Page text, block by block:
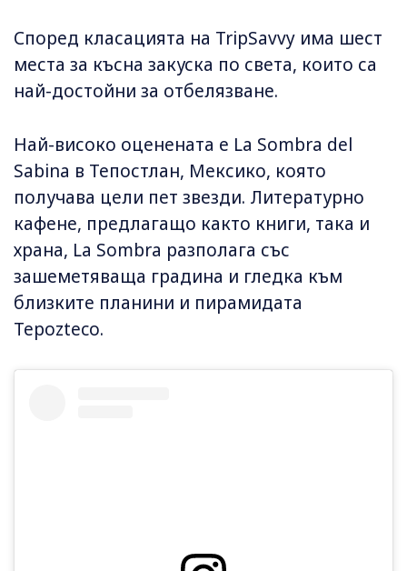
Според класацията на TripSavvy има шест
места за късна закуска по света, които са
най-достойни за отбелязване.
Най-високо оценената е La Sombra del
Sabina в Тепостлан, Мексико, която
получава цели пет звезди. Литературно
кафене, предлагащо както книги, така и
храна, La Sombra разполага със
зашеметяваща градина и гледка към
близките планини и пирамидата
Tepozteco.